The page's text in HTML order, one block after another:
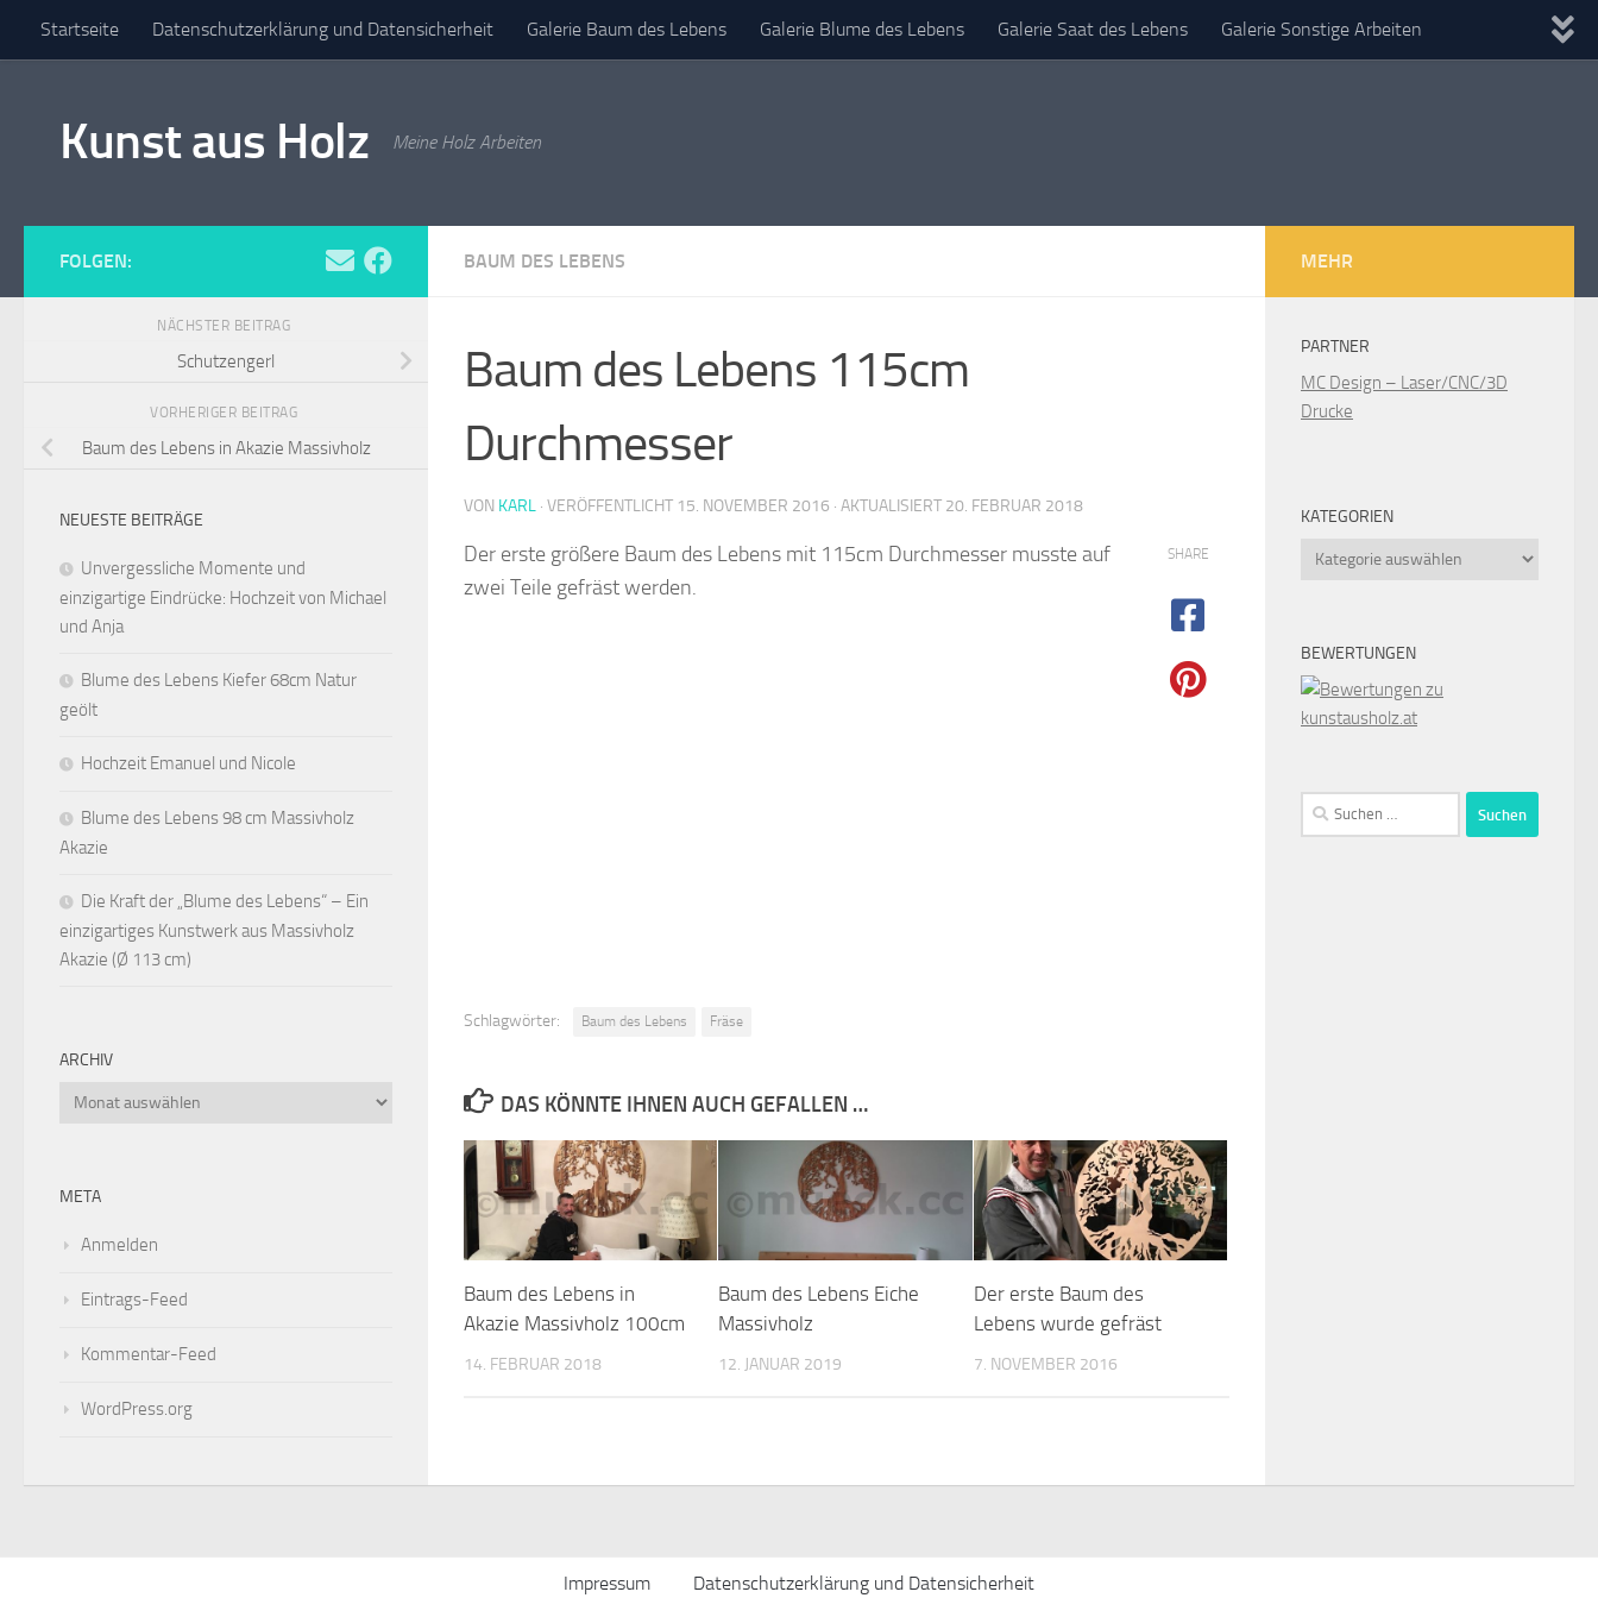
Zum Inhalt springen
Startseite Datenschutzerklärung und Datensicherheit Galerie Baum des Lebens Galerie Blume des Lebens Galerie Saat des Lebens Galerie Sonstige Arbeiten
Kunst aus Holz Meine Holz Arbeiten
BAUM DES LEBENS
Baum des Lebens 115cm
Durchmesser
VON KARL · VERÖFFENTLICHT 15. NOVEMBER 2016 · AKTUALISIERT 20. FEBRUAR 2018
Der erste größere Baum des Lebens mit 115cm Durchmesser musste auf
zwei Teile gefräst werden.
SHARE
Schlagwörter: Baum des Lebens Fräse
DAS KÖNNTE IHNEN AUCH GEFALLEN …
Baum des Lebens in
Akazie Massivholz 100cm
14. FEBRUAR 2018
Baum des Lebens Eiche
Massivholz
12. JANUAR 2019
Der erste Baum des
Lebens wurde gefräst
7. NOVEMBER 2016
FOLGEN:
NÄCHSTER BEITRAG
Schutzengerl
VORHERIGER BEITRAG
Baum des Lebens in Akazie Massivholz
NEUESTE BEITRÄGE
Unvergessliche Momente und
einzigartige Eindrücke: Hochzeit von Michael
und Anja
Blume des Lebens Kiefer 68cm Natur
geölt
Hochzeit Emanuel und Nicole
Blume des Lebens 98 cm Massivholz
Akazie
Die Kraft der „Blume des Lebens“ – Ein
einzigartiges Kunstwerk aus Massivholz
Akazie (Ø 113 cm)
ARCHIV
Archiv
META
Anmelden
Eintrags-Feed
Kommentar-Feed
WordPress.org
MEHR
PARTNER
MC Design – Laser/CNC/3D
Drucke
KATEGORIEN
Kategorien
BEWERTUNGEN
Suchen
nach:
Impressum Datenschutzerklärung und Datensicherheit